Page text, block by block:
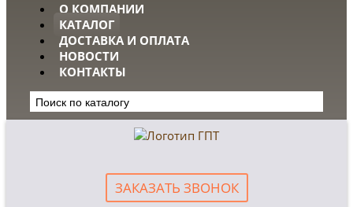
О КОМПАНИИ
КАТАЛОГ
ДОСТАВКА И ОПЛАТА
НОВОСТИ
КОНТАКТЫ
ЗАКАЗАТЬ ЗВОНОК